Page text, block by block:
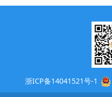
浙ICP备14041521号-1